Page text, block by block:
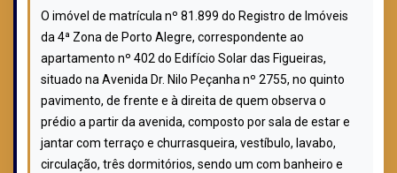
O imóvel de matrícula nº 81.899 do Registro de Imóveis
da 4ª Zona de Porto Alegre, correspondente ao
apartamento nº 402 do Edifício Solar das Figueiras,
situado na Avenida Dr. Nilo Peçanha nº 2755, no quinto
pavimento, de frente e à direita de quem observa o
prédio a partir da avenida, composto por sala de estar e
jantar com terraço e churrasqueira, vestíbulo, lavabo,
circulação, três dormitórios, sendo um com banheiro e